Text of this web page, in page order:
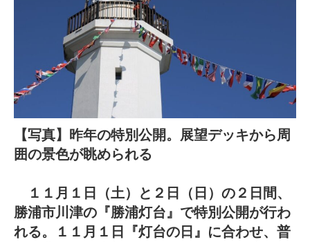
【写真】昨年の特別公開。展望デッキから周
囲の景色が眺められる
１１月１日（土）と２日（日）の２日間、
勝浦市川津の『勝浦灯台』で特別公開が行わ
れる。１１月１日『灯台の日』に合わせ、普